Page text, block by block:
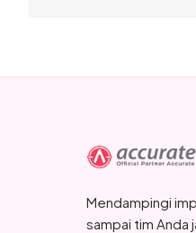
Mendampingi
sampai tim Anda